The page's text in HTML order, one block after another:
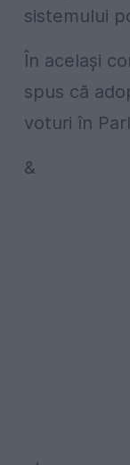
sistemului
În același
spus că
voturi în
&